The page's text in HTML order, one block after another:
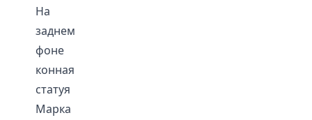
На
заднем
фоне
конная
статуя
Марка